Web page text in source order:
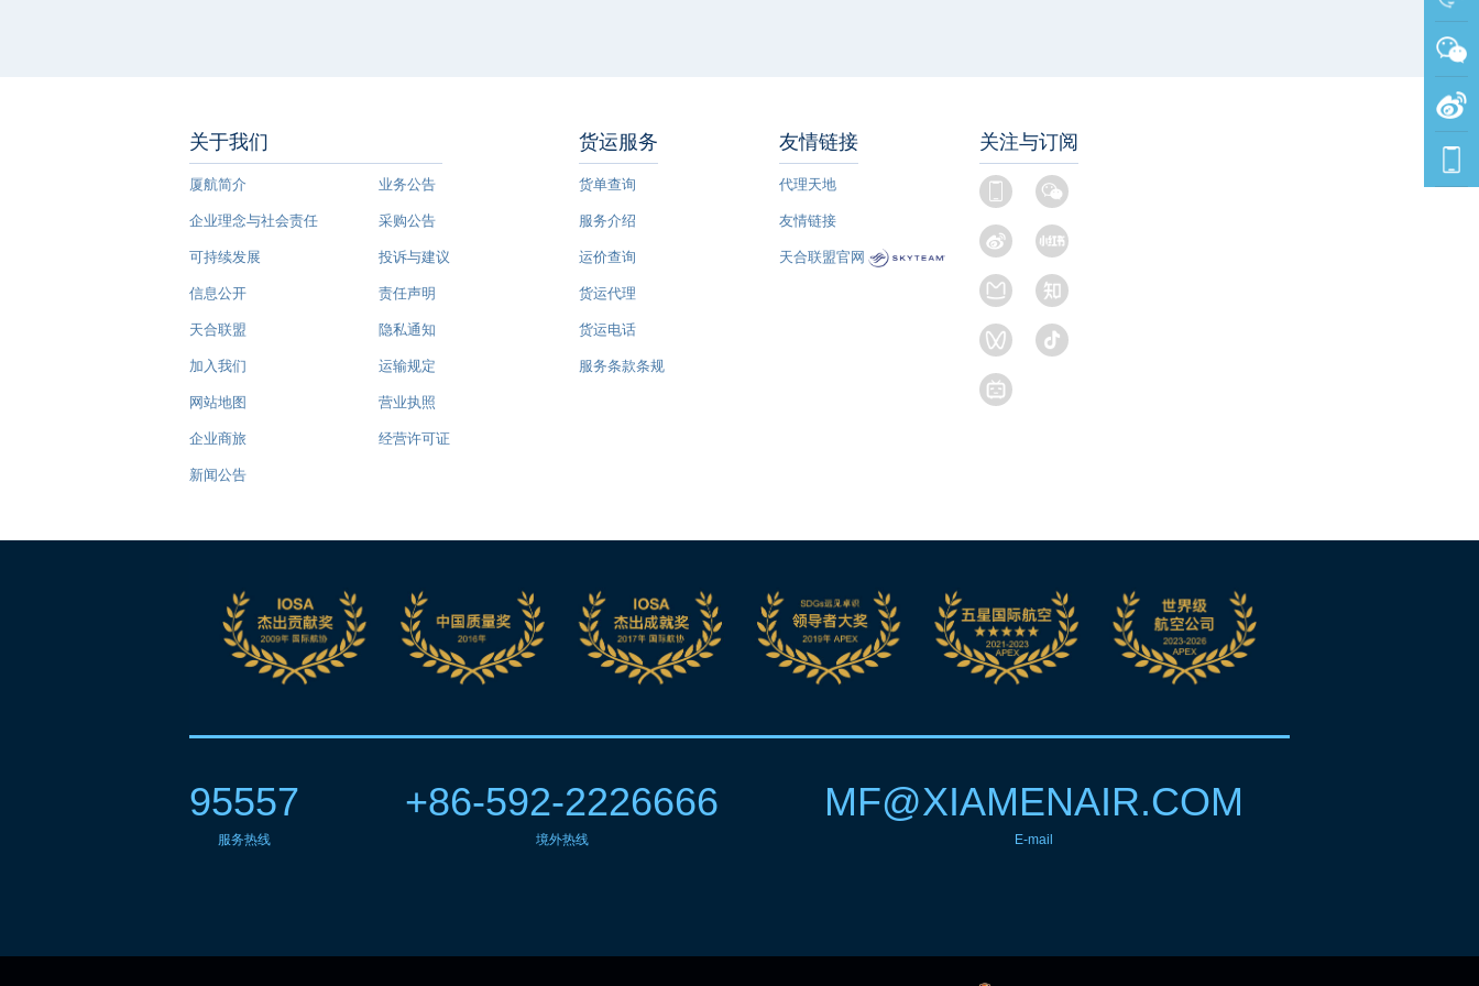
关于我们
厦航简介
企业理念与社会责任
可持续发展
信息公开
天合联盟
加入我们
网站地图
企业商旅
新闻公告
业务公告
采购公告
投诉与建议
责任声明
隐私通知
运输规定
营业执照
经营许可证
货运服务
货单查询
服务介绍
运价查询
货运代理
货运电话
服务条款条规
友情链接
代理天地
友情链接
天合联盟官网
关注与订阅
95557
服务热线
+86-592-2226666
境外热线
MF@XIAMENAIR.COM
E-mail